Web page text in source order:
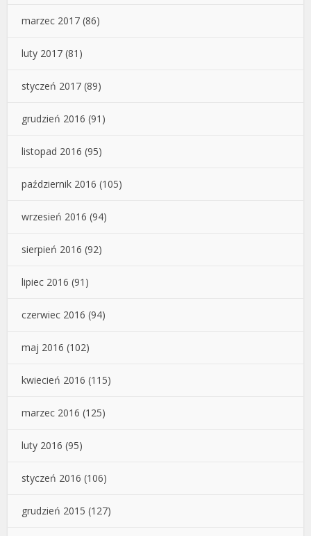
marzec 2017 (86)
luty 2017 (81)
styczeń 2017 (89)
grudzień 2016 (91)
listopad 2016 (95)
październik 2016 (105)
wrzesień 2016 (94)
sierpień 2016 (92)
lipiec 2016 (91)
czerwiec 2016 (94)
maj 2016 (102)
kwiecień 2016 (115)
marzec 2016 (125)
luty 2016 (95)
styczeń 2016 (106)
grudzień 2015 (127)